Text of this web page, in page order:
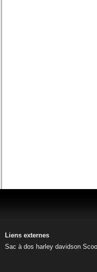
Liens externes
Sac à dos harley davidson